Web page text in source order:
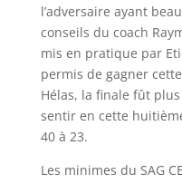
l’adversaire ayant
conseils du coach
mis en pratique par
permis de gagner
Hélas, la finale fût
sentir en cette
40 à 23.
Les minimes du SAG